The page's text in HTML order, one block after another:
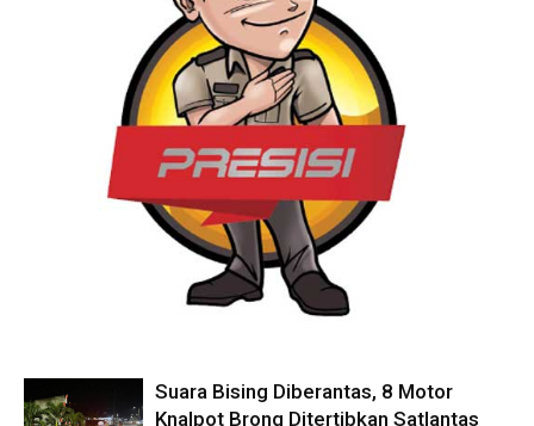
Suara Bising Diberantas, 8 Motor
Knalpot Brong Ditertibkan Satlantas